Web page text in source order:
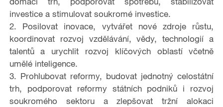
investice a stimulovat soukromé investice.
2.
Posilovat inovace, vytvářet nové zdroje růstu,
koordinovat rozvoj vzdělávání, vědy, technologií a
talentů a urychlit rozvoj klíčových oblastí včetně
umělé inteligence.
3. Prohlubovat reformy, budovat jednotný celostátní
trh, podporovat reformy státních podniků i rozvoj
soukromého sektoru a zlepšovat tržní alokaci